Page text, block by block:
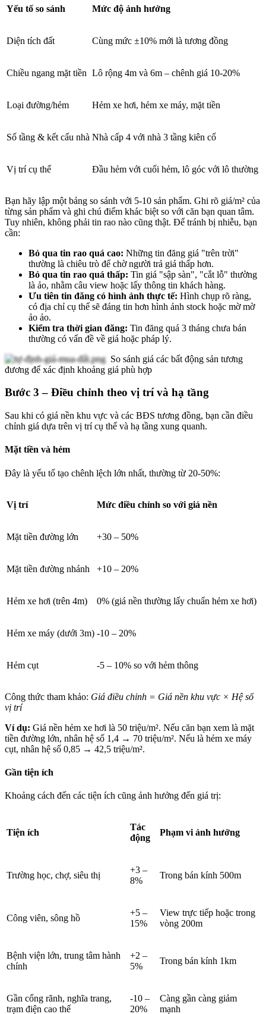
Yếu tố so sánh Mức độ ảnh hưởng
Diện tích đất Cùng mức ±10% mới là tương đồng
Chiều ngang mặt tiền Lô rộng 4m và 6m – chênh giá 10-20%
Loại đường/hẻm Hẻm xe hơi, hẻm xe máy, mặt tiền
Số tầng & kết cấu nhà Nhà cấp 4 với nhà 3 tầng kiên cố
Vị trí cụ thể Đầu hẻm với cuối hẻm, lô góc với lô thường
Bạn hãy lập một bảng so sánh với 5-10 sản phẩm. Ghi rõ giá/m² của
từng sản phẩm và ghi chú điểm khác biệt so với căn bạn quan tâm.
Tuy nhiên, không phải tin rao nào cũng thật. Để tránh bị nhiễu, bạn
cần:
Bỏ qua tin rao quá cao: Những tin đăng giá "trên trời"
thường là chiêu trò để chờ người trả giá thấp hơn.
Bỏ qua tin rao quá thấp: Tin giá "sập sàn", "cắt lỗ" thường
là ảo, nhằm câu view hoặc lấy thông tin khách hàng.
Ưu tiên tin đăng có hình ảnh thực tế: Hình chụp rõ ràng,
có địa chỉ cụ thể sẽ đáng tin hơn hình ảnh stock hoặc mờ mờ
ảo ảo.
Kiểm tra thời gian đăng: Tin đăng quá 3 tháng chưa bán
thường có vấn đề về giá hoặc pháp lý.
So sánh giá các bất động sản tương
đương để xác định khoảng giá phù hợp
Bước 3 – Điều chỉnh theo vị trí và hạ tầng
Sau khi có giá nền khu vực và các BĐS tương đồng, bạn cần điều
chỉnh giá dựa trên vị trí cụ thể và hạ tầng xung quanh.
Mặt tiền và hẻm
Đây là yếu tố tạo chênh lệch lớn nhất, thường từ 20-50%:
Vị trí Mức điều chỉnh so với giá nền
Mặt tiền đường lớn +30 – 50%
Mặt tiền đường nhánh +10 – 20%
Hẻm xe hơi (trên 4m) 0% (giá nền thường lấy chuẩn hẻm xe hơi)
Hẻm xe máy (dưới 3m) -10 – 20%
Hẻm cụt -5 – 10% so với hẻm thông
Công thức tham khảo: Giá điều chỉnh = Giá nền khu vực × Hệ số
vị trí
Ví dụ: Giá nền hẻm xe hơi là 50 triệu/m². Nếu căn bạn xem là mặt
tiền đường lớn, nhân hệ số 1,4 → 70 triệu/m². Nếu là hẻm xe máy
cụt, nhân hệ số 0,85 → 42,5 triệu/m².
Gần tiện ích
Khoảng cách đến các tiện ích cũng ảnh hưởng đến giá trị:
Tiện ích
Tác
động
Phạm vi ảnh hưởng
Trường học, chợ, siêu thị
+3 –
8%
Trong bán kính 500m
Công viên, sông hồ
+5 –
15%
View trực tiếp hoặc trong
vòng 200m
Bệnh viện lớn, trung tâm hành
chính
+2 –
5%
Trong bán kính 1km
Gần cống rãnh, nghĩa trang,
trạm điện cao thế
-10 –
20%
Càng gần càng giảm
mạnh